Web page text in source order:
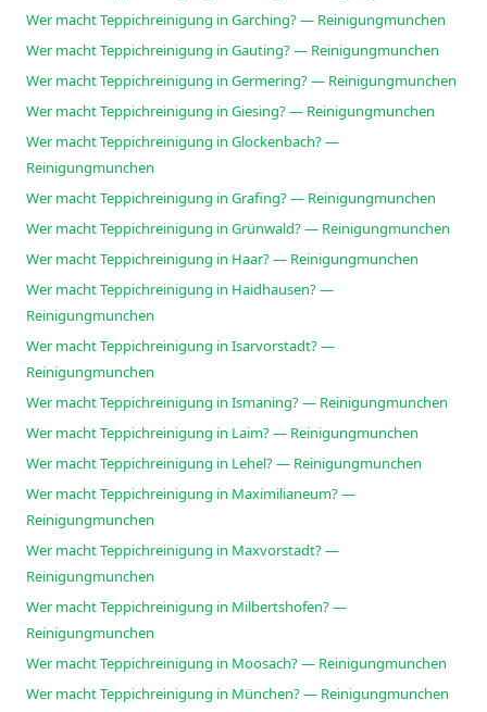
Wer macht Teppichreinigung in Garching? — Reinigungmunchen
Wer macht Teppichreinigung in Gauting? — Reinigungmunchen
Wer macht Teppichreinigung in Germering? — Reinigungmunchen
Wer macht Teppichreinigung in Giesing? — Reinigungmunchen
Wer macht Teppichreinigung in Glockenbach? —
Reinigungmunchen
Wer macht Teppichreinigung in Grafing? — Reinigungmunchen
Wer macht Teppichreinigung in Grünwald? — Reinigungmunchen
Wer macht Teppichreinigung in Haar? — Reinigungmunchen
Wer macht Teppichreinigung in Haidhausen? —
Reinigungmunchen
Wer macht Teppichreinigung in Isarvorstadt? —
Reinigungmunchen
Wer macht Teppichreinigung in Ismaning? — Reinigungmunchen
Wer macht Teppichreinigung in Laim? — Reinigungmunchen
Wer macht Teppichreinigung in Lehel? — Reinigungmunchen
Wer macht Teppichreinigung in Maximilianeum? —
Reinigungmunchen
Wer macht Teppichreinigung in Maxvorstadt? —
Reinigungmunchen
Wer macht Teppichreinigung in Milbertshofen? —
Reinigungmunchen
Wer macht Teppichreinigung in Moosach? — Reinigungmunchen
Wer macht Teppichreinigung in München? — Reinigungmunchen